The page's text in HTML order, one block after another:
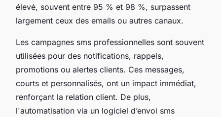
élevé, souvent entre 95 % et 98 %, surpassent
largement ceux des emails ou autres canaux.
Les campagnes sms professionnelles sont souvent
utilisées pour des notifications, rappels,
promotions ou alertes clients. Ces messages,
courts et personnalisés, ont un impact immédiat,
renforçant la relation client. De plus,
l'automatisation via un logiciel d’envoi sms